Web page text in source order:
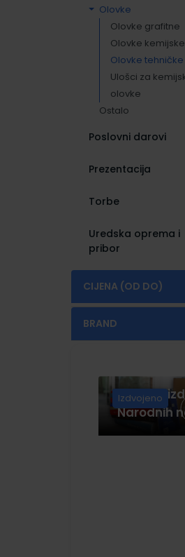
Markeri za
prezentacijsku
Permanent
Roleri
Textmarkeri
Ulošci za
Olovke
Olovke grafitne
Olovke kemijske
Olovke tehničke
Ulošci za
olovke
Ostalo
Poslovni darovi
Prezentacija
Torbe
Uredska oprema i
pribor
CIJENA (OD DO)
BRAND
MAPED
MARVY UCHIDA
PILOT
Knjige u
Narodnih
Izdvojeno